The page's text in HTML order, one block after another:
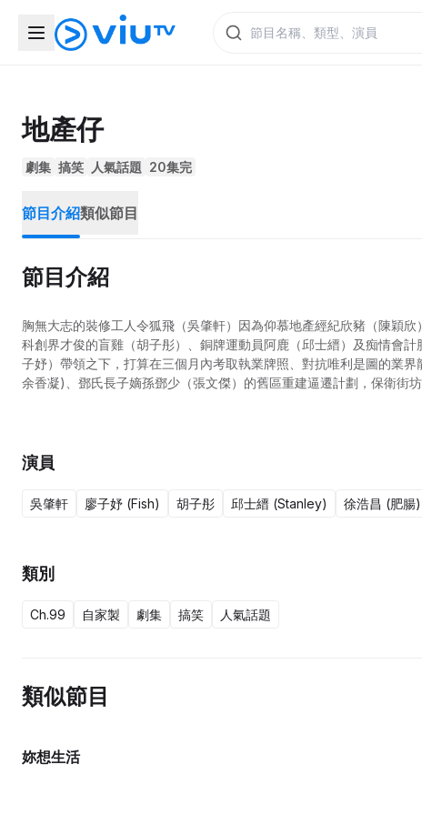
地產仔
劇集 搞笑 人氣話題 20集完
節目介紹類似節目
節目介紹
胸無大志的裝修工人令狐飛（吳肇軒）因為仰慕地產經紀欣豬（陳穎
科創界才俊的盲雞（胡子彤）、銅牌運動員阿鹿（邱士縉）及痴情會
子妤）帶領之下，打算在三個月內考取執業牌照、對抗唯利是圖的業
余香凝)、鄧氏長子嫡孫鄧少（張文傑）的舊區重建逼遷計劃，保衛街坊
演員
吳肇軒 廖子妤 (Fish) 胡子彤 邱士縉 (Stanley) 徐浩昌 (肥腸)
類別
Ch.99 自家製 劇集 搞笑 人氣話題
類似節目
妳想生活